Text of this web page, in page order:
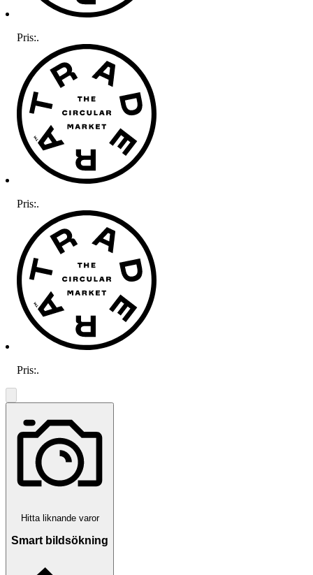
Pris:.
Pris:.
Pris:.
Hitta liknande varor
Smart bildsökning